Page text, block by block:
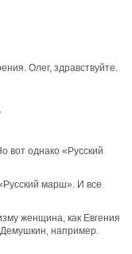
Олег, здравствуйте.
вот однако «Русский
марш». И все
женщина, как Евгения
Демушкин, например.